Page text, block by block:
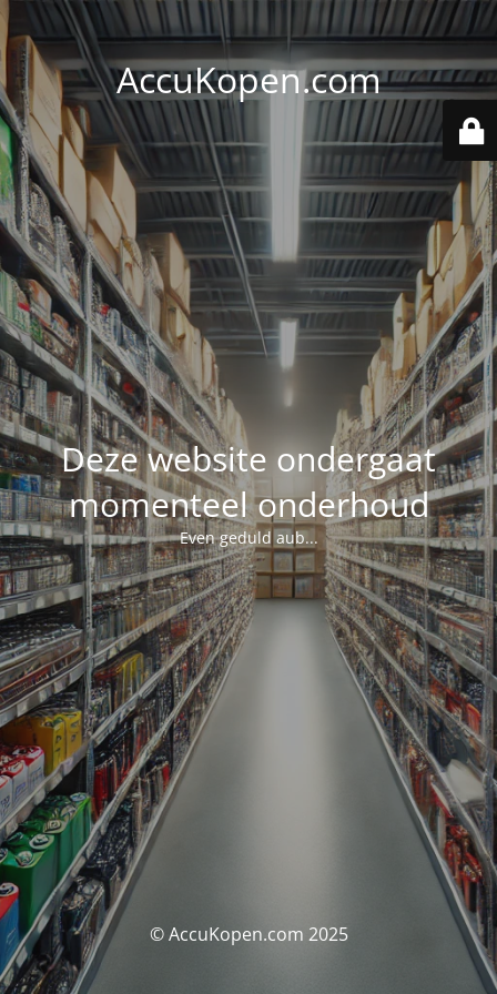
AccuKopen.com
Deze website ondergaat
momenteel onderhoud
Even geduld aub...
© AccuKopen.com 2025